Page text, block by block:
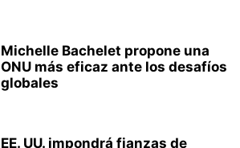
Michelle Bachelet propone una
ONU más eficaz ante los desafíos
globales
EE. UU. impondrá fianzas de